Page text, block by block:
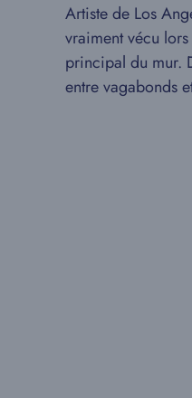
Artiste de Los
vraiment vécu
principal du mur.
entre vagabonds